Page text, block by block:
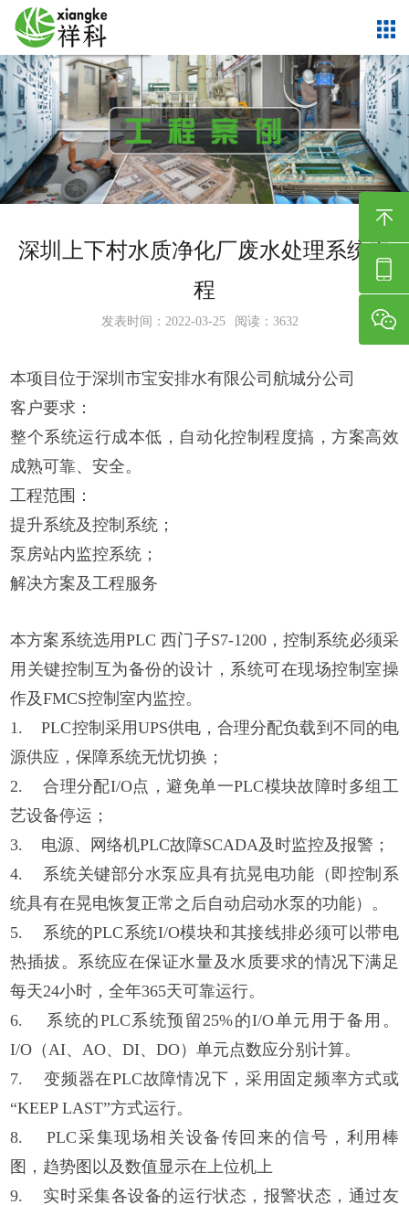
深圳上下村水质净化厂废水处理系统工
程
发表时间：2022-03-25 阅读：3632
本项目位于深圳市宝安排水有限公司航城分公司
客户要求：
整个系统运行成本低，自动化控制程度搞，方案高效
成熟可靠、安全。
工程范围：
提升系统及控制系统；
泵房站内监控系统；
解决方案及工程服务
本方案系统选用PLC 西门子S7-1200，控制系统必须采
用关键控制互为备份的设计，系统可在现场控制室操
作及FMCS控制室内监控。
1. PLC控制采用UPS供电，合理分配负载到不同的电
源供应，保障系统无忧切换；
2. 合理分配I/O点，避免单一PLC模块故障时多组工
艺设备停运；
3. 电源、网络机PLC故障SCADA及时监控及报警；
4. 系统关键部分水泵应具有抗晃电功能（即控制系
统具有在晃电恢复正常之后自动启动水泵的功能）。
5. 系统的PLC系统I/O模块和其接线排必须可以带电
热插拔。系统应在保证水量及水质要求的情况下满足
每天24小时，全年365天可靠运行。
6. 系统的PLC系统预留25%的I/O单元用于备用。
I/O（AI、AO、DI、DO）单元点数应分别计算。
7. 变频器在PLC故障情况下，采用固定频率方式或
“KEEP LAST”方式运行。
8. PLC采集现场相关设备传回来的信号，利用棒
图，趋势图以及数值显示在上位机上
9. 实时采集各设备的运行状态，报警状态，通过友